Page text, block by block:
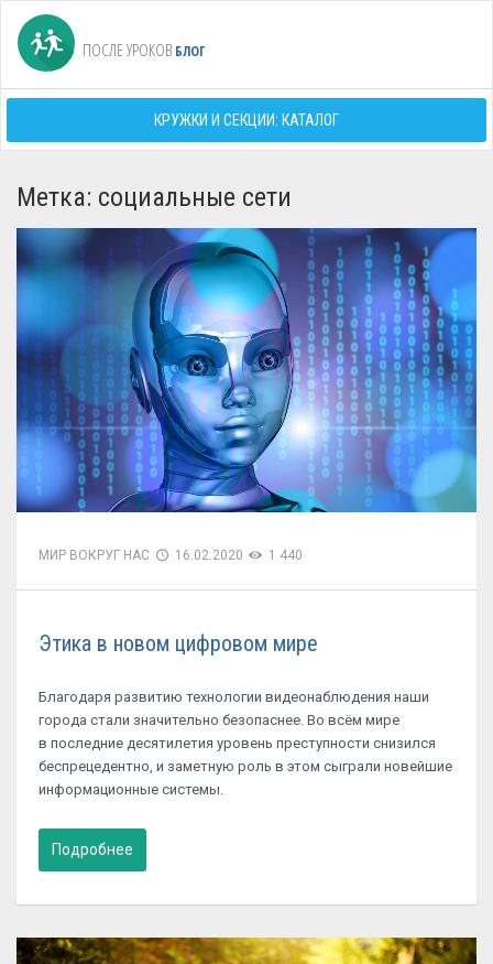
ПОСЛЕ УРОКОВ БЛОГ
КРУЖКИ И СЕКЦИИ: КАТАЛОГ
Метка: социальные сети
МИР ВОКРУГ НАС 16.02.2020 1 440
Этика в новом цифровом мире
Благодаря развитию технологии видеонаблюдения наши
города стали значительно безопаснее. Во всём мире
в последние десятилетия уровень преступности снизился
беспрецедентно, и заметную роль в этом сыграли новейшие
информационные системы.
Подробнее